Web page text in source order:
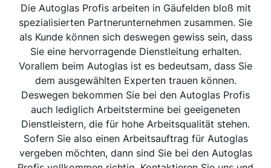
Die Autoglas Profis arbeiten in Gäufelden bloß mit
spezialisierten Partnerunternehmen zusammen. Sie
als Kunde können sich deswegen gewiss sein, dass
Sie eine hervorragende Dienstleitung erhalten.
Vorallem beim Autoglas ist es bedeutsam, dass Sie
dem ausgewählten Experten trauen können.
Deswegen bekommen Sie bei den Autoglas Profis
auch lediglich Arbeitstermine bei geeigeneten
Dienstleistern, die für hohe Arbeitsqualität stehen.
Sofern Sie also einen Arbeitsauftrag für Autoglas
vergeben möchten, dann sind Sie bei den Autoglas